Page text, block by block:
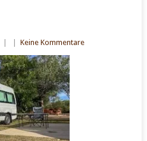
Keine Kommentare